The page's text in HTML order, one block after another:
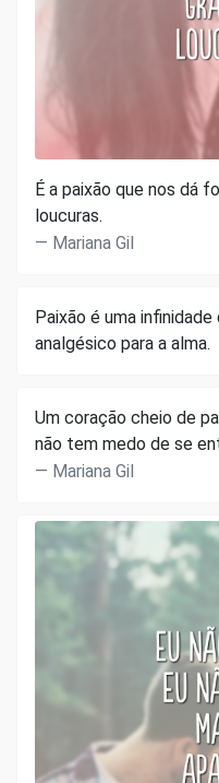
É a paixão que nos dá
loucuras.
Mariana Gil
Paixão é uma
analgésico para a alma.
Um coração cheio de
não tem medo de se
Mariana Gil